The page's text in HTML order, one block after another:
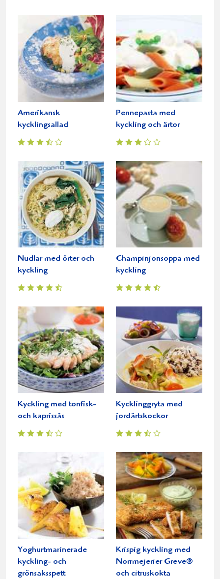
Amerikansk
kycklingsallad
Pennepasta med
kyckling och ärtor
Nudlar med örter och
kyckling
Champinjonsoppa med
kyckling
Kyckling med tonfisk-
och kaprissås
Kycklinggryta med
jordärtskockor
Yoghurtmarinerade
kyckling- och
grönsaksspett
Krispig kyckling med
Norrmejerier Greve®
och citruskokta